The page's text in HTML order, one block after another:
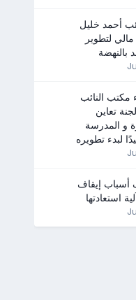
أحمد خليل
مالي لتطوير
بالنهضة
النائب
تعاين
و المدرسة
لبدء تطويره
أسباب إيقاف
استعادتها